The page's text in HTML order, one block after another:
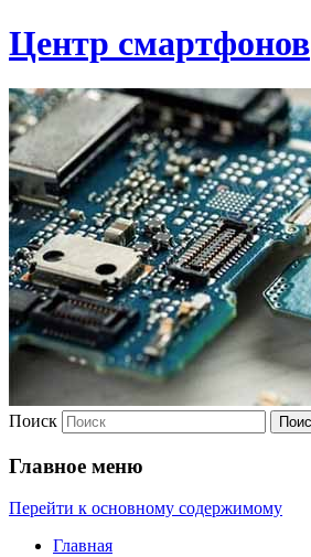
Центр смартфонов
Поиск
Главное меню
Перейти к основному содержимому
Главная